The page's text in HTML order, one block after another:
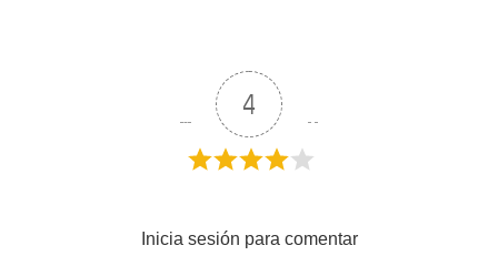
4
Inicia sesión para comentar